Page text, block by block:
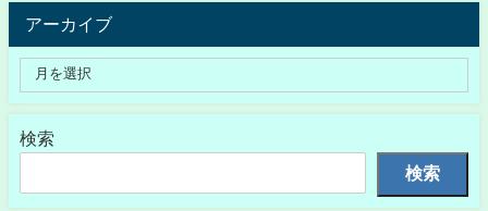
アーカイブ
検索
検索